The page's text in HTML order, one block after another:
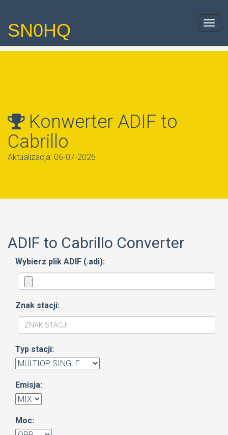
SN0HQ
Konwerter ADIF to
Cabrillo
Aktualizacja: 06-07-2026
ADIF to Cabrillo Converter
Wybierz plik ADIF (.adi):
Znak stacji:
Typ stacji:
Emisja:
Moc: